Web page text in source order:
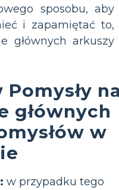
sposobu, aby
i zapamiętać to,
głównych arkuszy
głównych
w
w przypadku tego